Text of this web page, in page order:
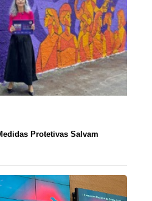
Protetivas Salvam